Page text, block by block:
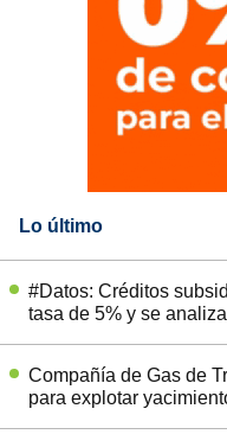
Lo último
#Datos: Créditos
tasa de 5% y se
Compañía de Gas de
para explotar